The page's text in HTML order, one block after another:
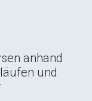
anhand
und